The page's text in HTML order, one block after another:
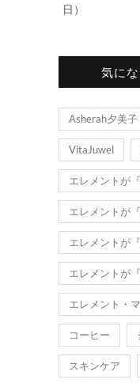
日）
気に
Asherah夕美子
VitaJuwel
エレメントが
エレメントが
エレメントが
エレメントが
エレメント・
コーヒー
スキンケア